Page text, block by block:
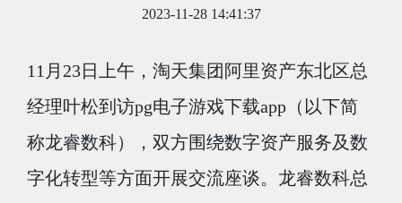
2023-11-28 14:41:37
11月23日上午，淘天集团阿里资产东北区总
经理叶松到访pg电子游戏下载app（以下简
称龙睿数科），双方围绕数字资产服务及数
字化转型等方面开展交流座谈。龙睿数科总